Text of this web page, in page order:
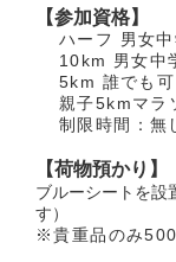
【参加資格】
ハーフ 男女
10km 男女中
5km 誰でも
親子5kmマラ
制限時間：無
【荷物預かり】
ブルーシートを設
す）
※貴重品のみ500